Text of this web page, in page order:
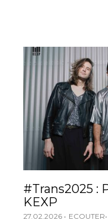
#Trans2025 :
KEXP
27.02.2026 ECOUTER